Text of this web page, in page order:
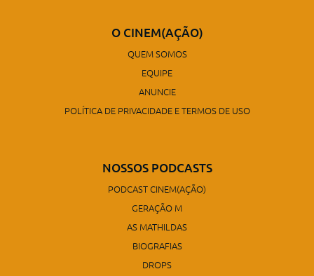
O CINEM(AÇÃO)
QUEM SOMOS
EQUIPE
ANUNCIE
POLÍTICA DE PRIVACIDADE E TERMOS DE USO
NOSSOS PODCASTS
PODCAST CINEM(AÇÃO)
GERAÇÃO M
AS MATHILDAS
BIOGRAFIAS
DROPS